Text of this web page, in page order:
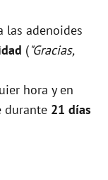
las adenoides
("Gracias,
hora y en
durante 21 días